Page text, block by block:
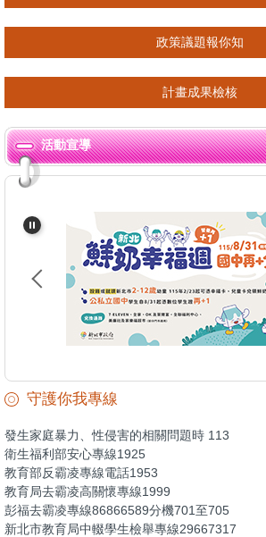
114下-課程計畫通過公文
115學年度教科書評選公告
公開授課專區
十二年國教專區
啊麥走 (APT.)-彭福國小走廊不奔跑宣導歌曲
~小黑vs小鷺~ 來報到
學校組織與運作
校長室
學務處
總務處
會計室
政策議題報你知
政策議題報你知
新北市教育政策
教務處
學務處
總務處
計畫成果檢核
計畫成果檢核
環境教育專區
彭福英語日
年度計畫與成果展現
本土語專區
性別平等教育專區
活動宣導
守護你我專線
發生家庭暴力、性侵害的相關問題時 113
衛生福利部安心專線1925
教育部反霸凌專線電話1953
教育局去霸凌高關懷專線1999
彭福去霸凌專線86866589分機701至705
新北市教育局中輟學生檢舉專線29667317